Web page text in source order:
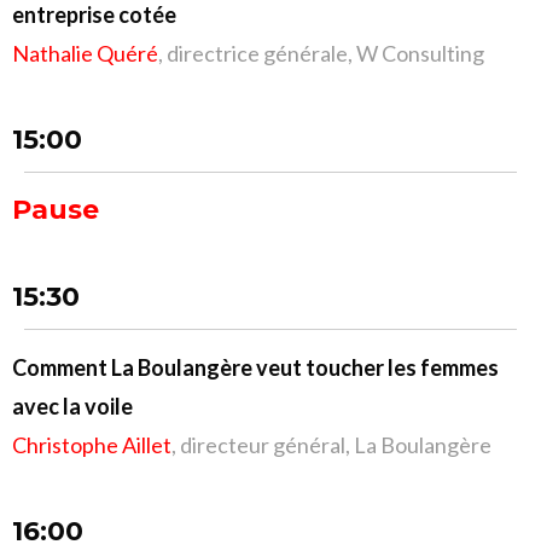
entreprise cotée
Nathalie Quéré, directrice générale, W Consulting
15:00
Pause
15:30
Comment La Boulangère veut toucher les femmes
avec la voile
Christophe Aillet, directeur général, La Boulangère
16:00